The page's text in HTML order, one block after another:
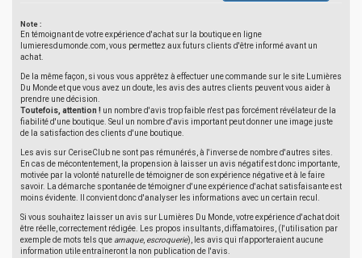
Note :
En témoignant de votre expérience d'achat sur la boutique en ligne
lumieresdumonde.com, vous permettez aux futurs clients d'être informé avant un
achat.
De la même façon, si vous vous apprêtez à effectuer une commande sur le site Lumières
Du Monde et que vous avez un doute, les avis des autres clients peuvent vous aider à
prendre une décision.
Toutefois, attention ! un nombre d'avis trop faible n'est pas forcément révélateur de la
fiabilité d'une boutique. Seul un nombre d'avis important peut donner une image juste
de la satisfaction des clients d'une boutique.
Les avis sur CeriseClub ne sont pas rémunérés, à l'inverse de nombre d'autres sites.
En cas de mécontentement, la propension à laisser un avis négatif est donc importante,
motivée par la volonté naturelle de témoigner de son expérience négative et à le faire
savoir. La démarche spontanée de témoigner d'une expérience d'achat satisfaisante est
moins évidente. Il convient donc d'analyser les informations avec un certain recul.
Si vous souhaitez laisser un avis sur Lumières Du Monde, votre expérience d'achat doit
être réelle, correctement rédigée. Les propos insultants, diffamatoires, (l'utilisation par
exemple de mots tels que arnaque, escroquerie), les avis qui n'apporteraient aucune
information utile entraîneront la non publication de l'avis.